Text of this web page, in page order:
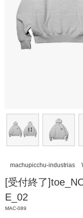
machupicchu-industrias
[受付終了
E_02
MAC-089